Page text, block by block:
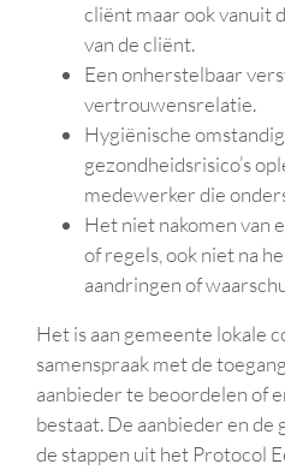
cliënt maar ook vanuit
van de cliënt.
Een onherstelbaar
vertrouwensrelatie.
Hygiënische
gezondheidsrisico’s
medewerker die
Het niet nakomen van
of regels, ook niet na
aandringen of
Het is aan gemeente lokale
samenspraak met de
aanbieder te beoordelen of
bestaat. De aanbieder en
de stappen uit het Protocol